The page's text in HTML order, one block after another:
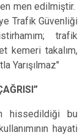
men edilmiştir.
Trafik Güvenliği
trafik
kemeri takalım,
Yarışılmaz"
hissedildiği bu
hayati